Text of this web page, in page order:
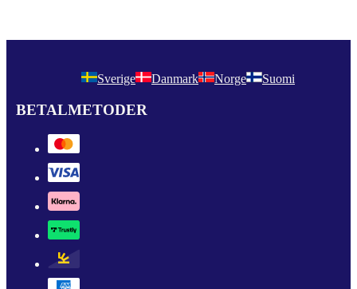
Sverige Danmark Norge Suomi
BETALMETODER